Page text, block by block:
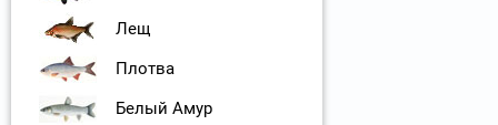
Лещ
Плотва
Белый Амур